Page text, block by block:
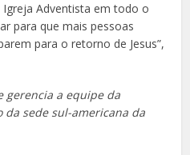
Adventista em todo o
para que mais pessoas
para o retorno de Jesus”,
gerencia a equipe da
da sede sul-americana da